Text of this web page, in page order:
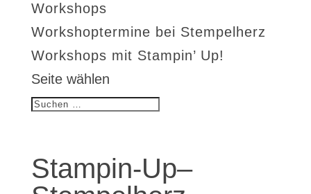
Workshops
Workshoptermine bei Stempelherz
Workshops mit Stampin’ Up!
Seite wählen
Stampin-Up–